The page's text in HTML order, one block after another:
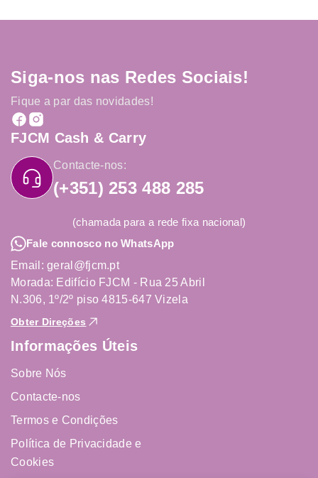
Siga-nos nas Redes Sociais!
Fique a par das novidades!
FJCM Cash & Carry
Contacte-nos:
(+351) 253 488 285
(chamada para a rede fixa nacional)
Fale connosco no WhatsApp
Email: geral@fjcm.pt
Morada: Edifício FJCM - Rua 25 Abril
N.306, 1º/2º piso 4815-647 Vizela
Obter Direções
Informações Úteis
Sobre Nós
Contacte-nos
Termos e Condições
Política de Privacidade e
Cookies